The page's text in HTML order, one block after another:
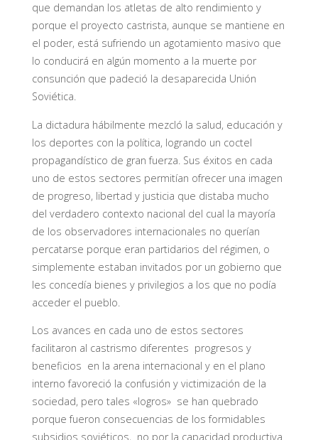
que demandan los atletas de alto rendimiento y
porque el proyecto castrista, aunque se mantiene en
el poder, está sufriendo un agotamiento masivo que
lo conducirá en algún momento a la muerte por
consunción que padeció la desaparecida Unión
Soviética.
La dictadura hábilmente mezcló la salud, educación y
los deportes con la política, logrando un coctel
propagandístico de gran fuerza. Sus éxitos en cada
uno de estos sectores permitían ofrecer una imagen
de progreso, libertad y justicia que distaba mucho
del verdadero contexto nacional del cual la mayoría
de los observadores internacionales no querían
percatarse porque eran partidarios del régimen, o
simplemente estaban invitados por un gobierno que
les concedía bienes y privilegios a los que no podía
acceder el pueblo.
Los avances en cada uno de estos sectores
facilitaron al castrismo diferentes progresos y
beneficios en la arena internacional y en el plano
interno favoreció la confusión y victimización de la
sociedad, pero tales «logros» se han quebrado
porque fueron consecuencias de los formidables
subsidios soviéticos, no por la capacidad productiva